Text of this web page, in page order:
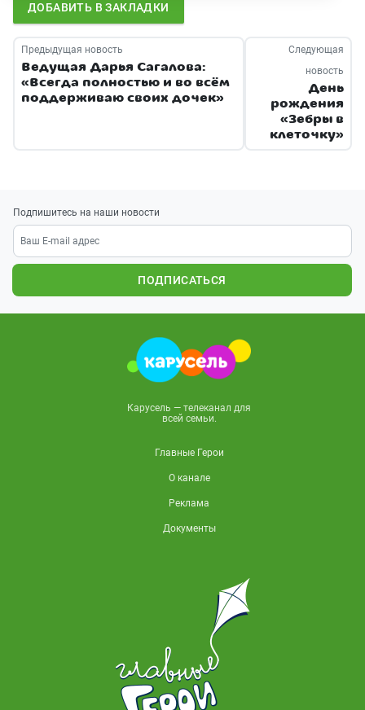
ДОБАВИТЬ В ЗАКЛАДКИ
Предыдущая новость
Ведущая Дарья Сагалова:
«Всегда полностью и во всём
поддерживаю своих дочек»
Следующая
новость
День
рождения
«Зебры в
клеточку»
Подпишитесь на наши новости
ПОДПИСАТЬСЯ
Карусель — телеканал для
всей семьи.
Главные Герои
О канале
Реклама
Документы